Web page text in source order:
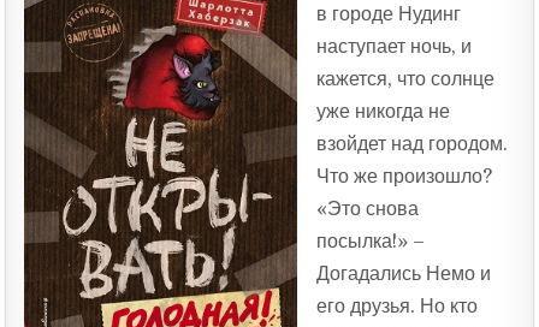
в городе Нудинг
наступает ночь, и
кажется, что солнце
уже никогда не
взойдет над городом.
Что же произошло?
«Это снова
посылка!» –
Догадались Немо и
его друзья. Но кто